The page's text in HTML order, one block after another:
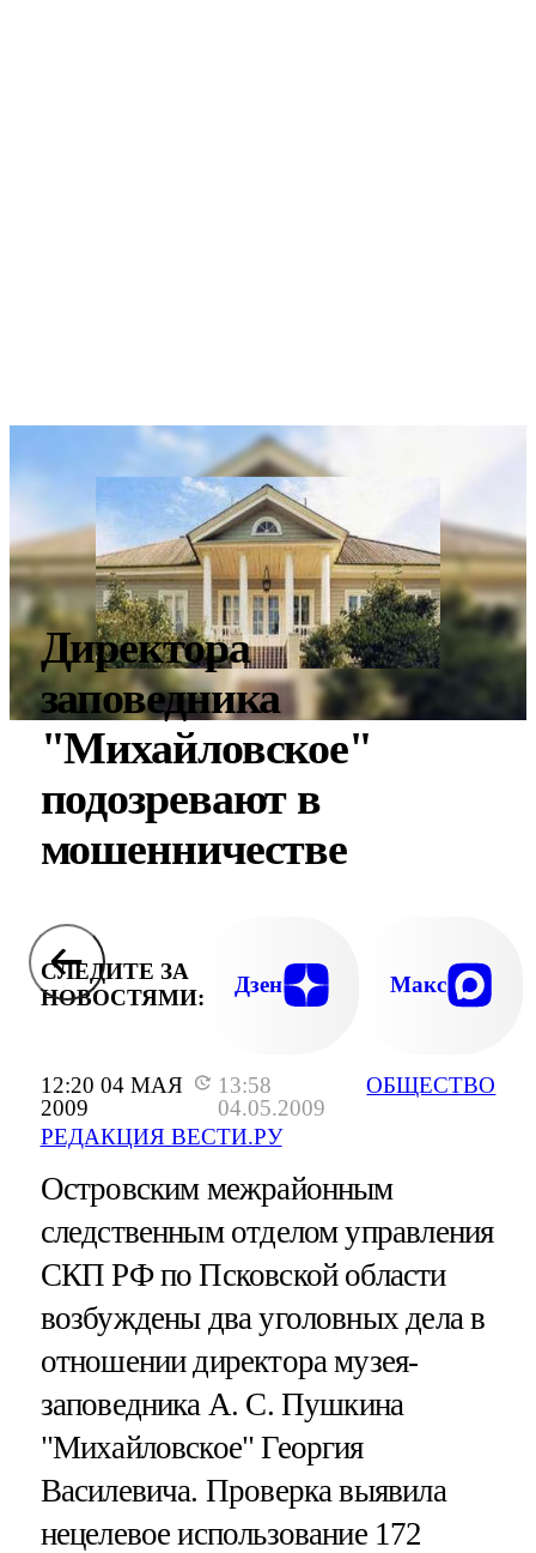
12:20 04 МАЯ
2009
13:58
04.05.2009
РЕДАКЦИЯ ВЕСТИ.РУ
ОБЩЕСТВО
Директора
заповедника
"Михайловское"
подозревают в
мошенничестве
СЛЕДИТЕ ЗА
НОВОСТЯМИ:
Дзен Макс
Островским межрайонным
следственным отделом управления
СКП РФ по Псковской области
возбуждены два уголовных дела в
отношении директора музея-
заповедника А. С. Пушкина
"Михайловское" Георгия
Василевича. Проверка выявила
нецелевое использование 172